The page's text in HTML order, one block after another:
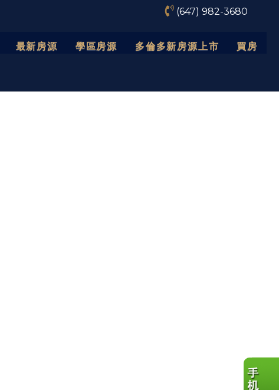
(647) 982-3680
最新房源 學區房源 多倫多新房源上市
買房